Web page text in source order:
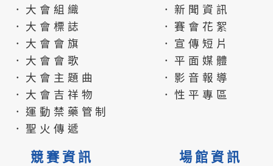
．大會組織
．大會標誌
．大會會旗
．大會會歌
．大會主題曲
．大會吉祥物
．運動禁藥管制
．聖火傳遞
．新聞資訊
．賽會花絮
．宣傳短片
．平面媒體
．影音報導
．性平專區
競賽資訊 場館資訊